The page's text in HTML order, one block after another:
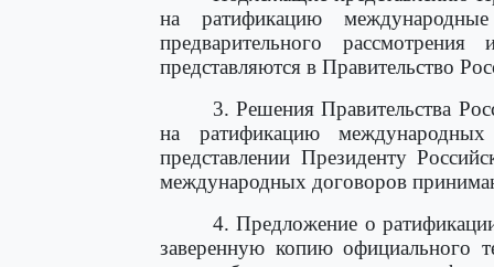
на ратификацию
предварительного
представляются в Правительство
3. Решения Правительства
на ратификацию
представлении Президенту
международных договоров
4. Предложение о
заверенную копию официального